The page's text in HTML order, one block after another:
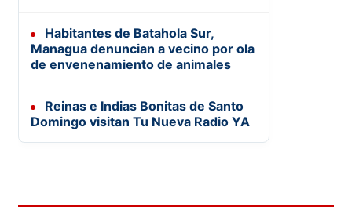
Habitantes de Batahola Sur,
Managua denuncian a vecino por ola
de envenenamiento de animales
Reinas e Indias Bonitas de Santo
Domingo visitan Tu Nueva Radio YA